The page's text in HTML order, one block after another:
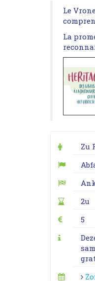
Le
La
Zu
2u
5